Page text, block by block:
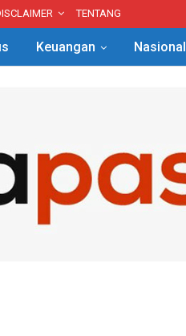
TENTANG
Keuangan Nasional